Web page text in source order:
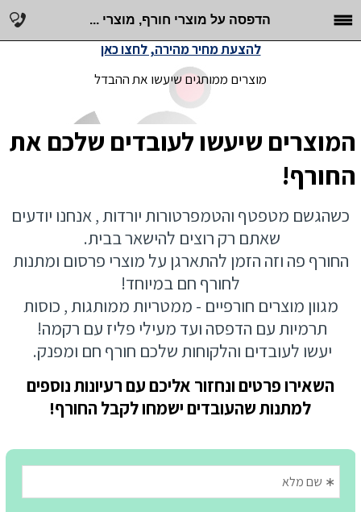
הדפסה על מוצרי חורף, מוצרי ...
מוצרים ממותגים שיעשו את ההבדל
להצעת מחיר מהירה, לחצו כאן
כשהגשם מטפטף והטמפרטורות יורדות , אנחנו יודעים
שאתם רק רוצים להישאר בבית.
החורף פה וזה הזמן להתארגן על מוצרי פרסום ומתנות
לחורף חם במיוחד!
מגוון מוצרים חורפיים - ממטריות ממותגות , כוסות
תרמיות עם הדפסה ועד מעילי פליז עם רקמה!
יעשו לעובדים והלקוחות שלכם חורף חם ומפנק.
המוצרים שיעשו לעובדים שלכם את
החורף!
השאירו פרטים ונחזור אליכם עם רעיונות נוספים
למתנות שהעובדים ישמחו לקבל החורף!